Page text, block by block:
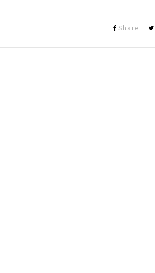
Share